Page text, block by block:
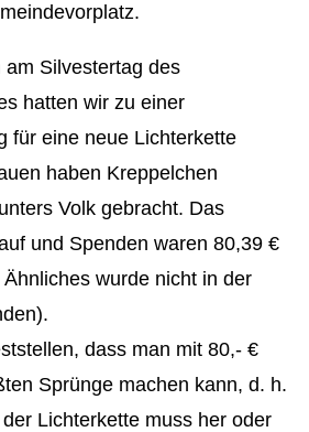
Silvestertag des
hatten wir zu einer
für eine neue Lichterkette
haben Kreppelchen
Volk gebracht. Das
und Spenden waren 80,39 €
wurde nicht in der
dass man mit 80,- €
Sprünge machen kann, d. h.
Lichterkette muss her oder